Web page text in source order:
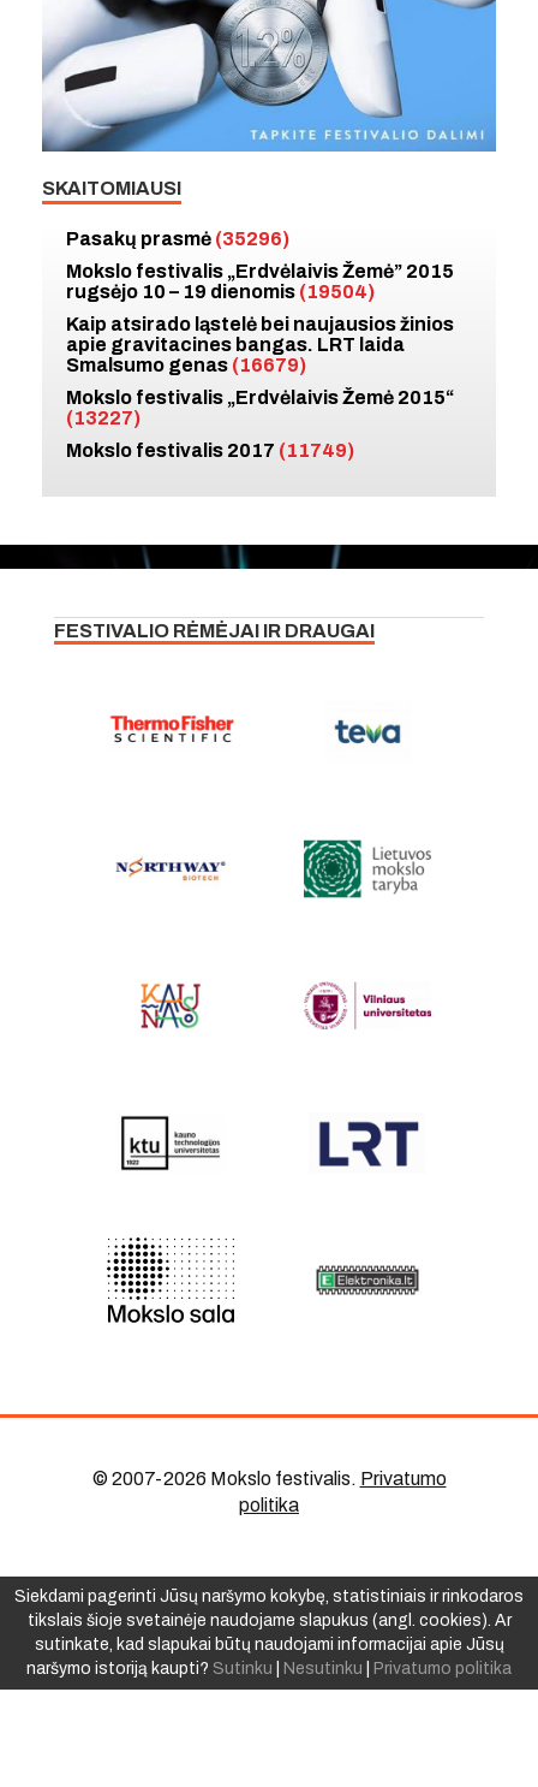
SKAITOMIAUSI
Pasakų prasmė (35296)
Mokslo festivalis „Erdvėlaivis Žemė” 2015
rugsėjo 10 – 19 dienomis (19504)
Kaip atsirado ląstelė bei naujausios žinios
apie gravitacines bangas. LRT laida
Smalsumo genas (16679)
Mokslo festivalis „Erdvėlaivis Žemė 2015“
(13227)
Mokslo festivalis 2017 (11749)
FESTIVALIO RĖMĖJAI IR DRAUGAI
© 2007-2026 Mokslo festivalis. Privatumo
politika
Siekdami pagerinti Jūsų naršymo kokybę, statistiniais ir rinkodaros
tikslais šioje svetainėje naudojame slapukus (angl. cookies). Ar
sutinkate, kad slapukai būtų naudojami informacijai apie Jūsų
naršymo istoriją kaupti? Sutinku Nesutinku Privatumo politika